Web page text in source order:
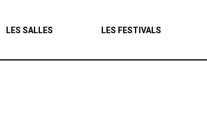
LES SALLES LES FESTIVALS